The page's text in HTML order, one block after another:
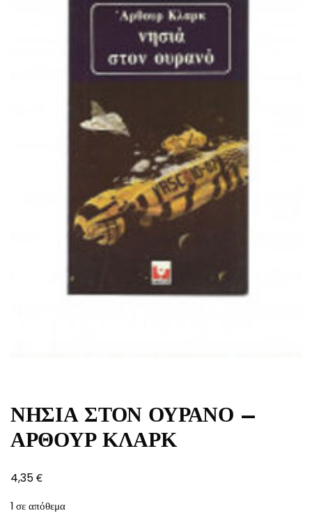
ΝΗΣΙΑ ΣΤΟΝ ΟΥΡΑΝΟ –
ΑΡΘΟΥΡ ΚΛΑΡΚ
4,35€
1 σε απόθεμα